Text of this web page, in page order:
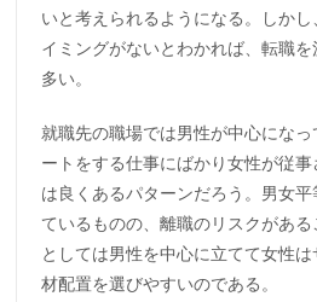
いと考えられるようになる。しか
イミングがないとわかれば、転職
多い。
就職先の職場では男性が中心にな
ートをする仕事にばかり女性が従
は良くあるパターンだろう。男女
ているものの、離職のリスクがあ
としては男性を中心に立てて女性
材配置を選びやすいのである。